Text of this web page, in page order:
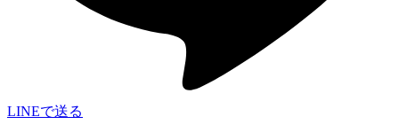
LINEで送る